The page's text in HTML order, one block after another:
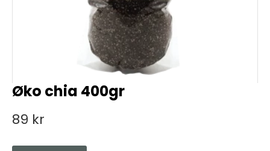
Øko chia 400gr
89 kr